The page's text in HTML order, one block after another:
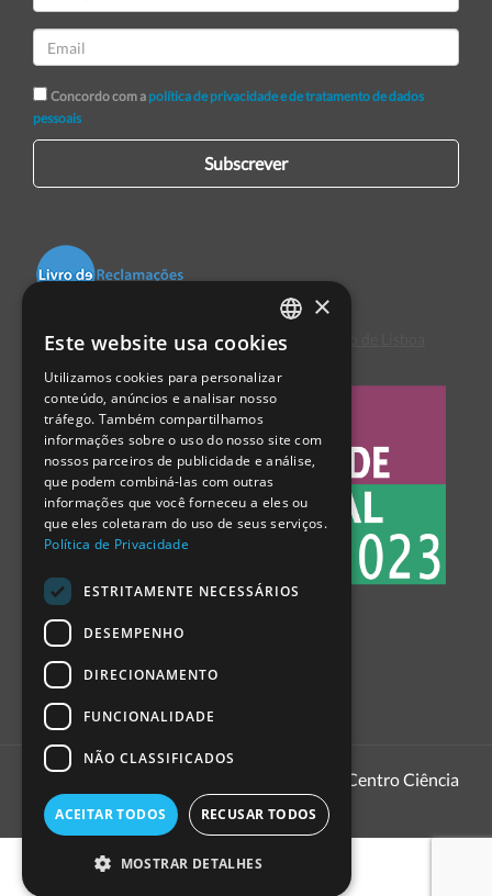
Concordo com a política de privacidade e de tratamento de dados
pessoais
Subscrever
Centro de Arbitragem de Conflitos de Consumo de Lisboa
1999 - 2026
Pavilhão do Conhecimento | Centro Ciência
PORTUGUESE
ENGLISH
SPANISH
×
Este website usa cookies
Utilizamos cookies para personalizar
conteúdo, anúncios e analisar nosso
tráfego. Também compartilhamos
informações sobre o uso do nosso site com
nossos parceiros de publicidade e análise,
que podem combiná-las com outras
informações que você forneceu a eles ou
que eles coletaram do uso de seus serviços.
Política de Privacidade
ESTRITAMENTE NECESSÁRIOS
DESEMPENHO
DIRECIONAMENTO
FUNCIONALIDADE
NÃO CLASSIFICADOS
ACEITAR TODOS RECUSAR TODOS
MOSTRAR DETALHES